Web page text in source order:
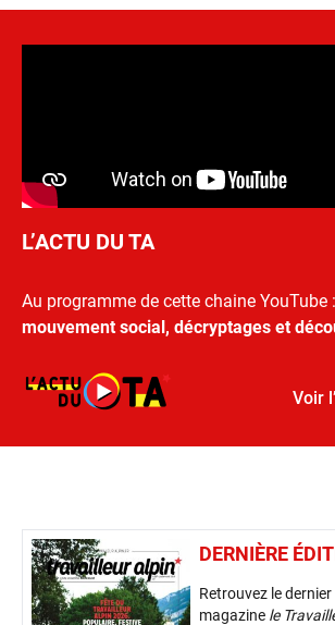
L’ACTU DU TA
Au programme de cette chaine YouTube :
mouvement social, décryptages et
Voir
DERNIÈRE
Retrouvez le
magazine le